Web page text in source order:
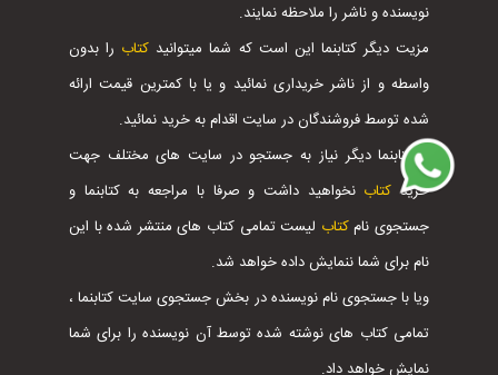
نویسنده و ناشر را ملاحظه نمایند.
مزیت دیگر کتابنما این است که شما میتوانید کتاب را بدون
واسطه و از ناشر خریداری نمائید و یا با کمترین قیمت ارائه
شده توسط فروشندگان در سایت اقدام به خرید نمائید.
با کتابنما دیگر نیاز به جستجو در سایت های مختلف جهت
خرید کتابنخواهید داشت و صرفا با مراجعه به کتابنما و
جستجوی نامکتاب لیست تمامی کتاب های منتشر شده با این
نام برای شما ننمایش داده خواهد شد.
ویا با جستجوی نام نویسنده در بخش جستجوی سایت کتابنما ،
تمامی کتاب های نوشته شده توسط آن نویسنده را برای شما
نمایش خواهد داد.